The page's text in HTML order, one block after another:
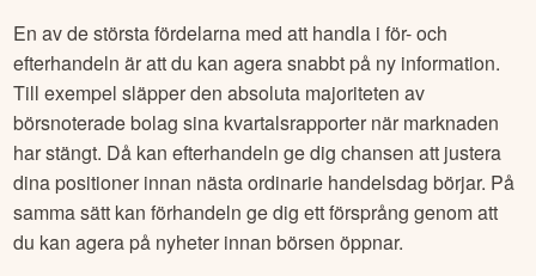
En av de största fördelarna med att handla i för- och
efterhandeln är att du kan agera snabbt på ny information.
Till exempel släpper den absoluta majoriteten av
börsnoterade bolag sina kvartalsrapporter när marknaden
har stängt. Då kan efterhandeln ge dig chansen att justera
dina positioner innan nästa ordinarie handelsdag börjar. På
samma sätt kan förhandeln ge dig ett försprång genom att
du kan agera på nyheter innan börsen öppnar.